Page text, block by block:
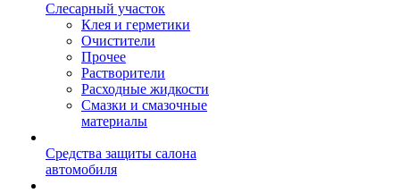
Слесарный участок
Клея и герметики
Очистители
Прочее
Растворители
Расходные жидкости
Смазки и смазочные
материалы
Средства защиты салона
автомобиля